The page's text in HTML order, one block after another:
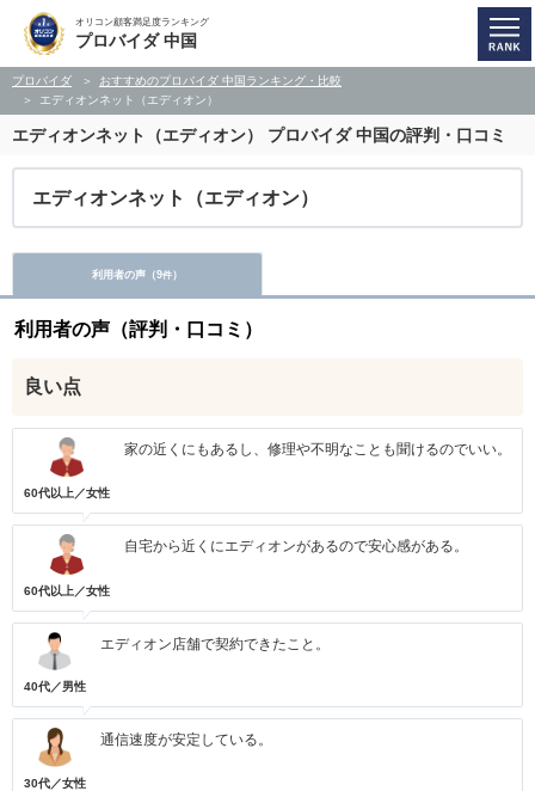
オリコン顧客満足度ランキング
プロバイダ 中国
プロバイダ
おすすめのプロバイダ 中国ランキング・比較
エディオンネット（エディオン）
エディオンネット（エディオン） プロバイダ 中国の評判・口コミ
エディオンネット（エディオン）
利用者の声（9件）
利用者の声（評判・口コミ）
良い点
60代以上／女性
家の近くにもあるし、修理や不明なことも聞けるのでいい。
60代以上／女性
自宅から近くにエディオンがあるので安心感がある。
40代／男性
エディオン店舗で契約できたこと。
30代／女性
通信速度が安定している。